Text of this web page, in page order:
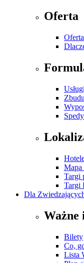
Oferta
Mapa
Targi
Targi
Dla
Ważne
Bilety
Co,
Lista